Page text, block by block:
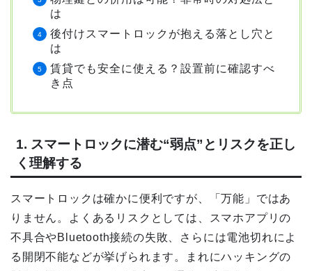
は
後付けスマートロックが抱える落とし穴と
は
賃貸でも安全に使える？設置前に確認すべ
き点
1. スマートロックに潜む“弱点”とリスクを正し
く理解する
スマートロックは確かに便利ですが、「万能」ではあ
りません。よくあるリスクとしては、スマホアプリの
不具合やBluetooth接続の失敗、さらには電池切れによ
る開閉不能などが挙げられます。まれにハッキングの